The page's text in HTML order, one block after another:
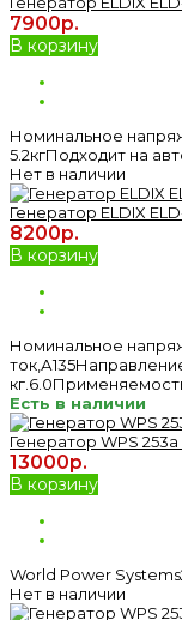
7900р.
В корзину
Номинальное
5.2кгПодходит на
Нет в наличии
Генератор ELDIX ELD-
8200р.
В корзину
Номинальное
кг.6.0Применяемость
Есть в наличии
Генератор WPS
13000р.
В корзину
World Power
Нет в наличии